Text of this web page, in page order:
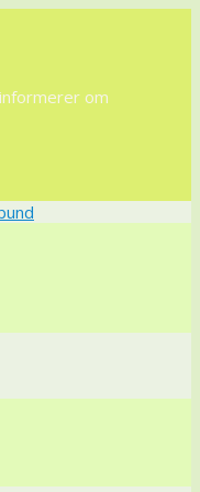
om